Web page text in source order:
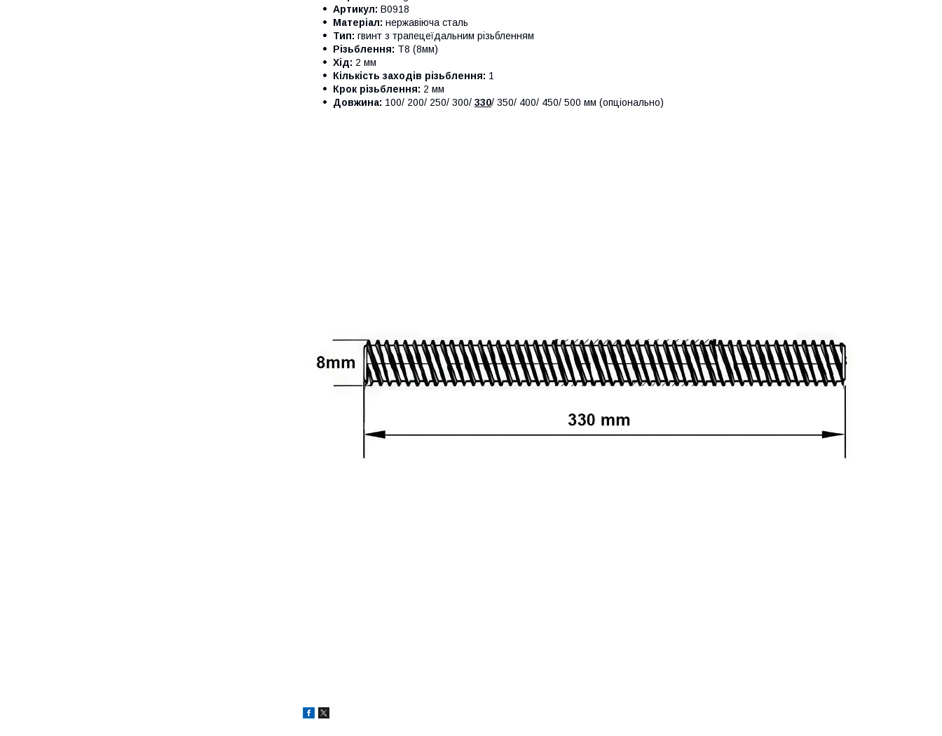
Артикул: B0918
Матеріал: нержавіюча сталь
Тип: гвинт з трапецеїдальним різьбленням
Різьблення: Т8 (8мм)
Хід: 2 мм
Кількість заходів різьблення: 1
Крок різьблення: 2 мм
Довжина: 100/ 200/ 250/ 300/ 330/ 350/ 400/ 450/ 500 мм (опціонально)